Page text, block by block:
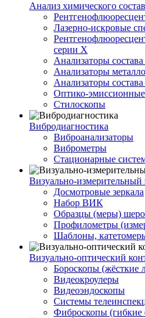
Анализ химического
Лазерно-искровые
серии Х
Анализаторы
Анализаторы
Анализаторы
Оптико-
Стилоскопы
Вибродиагностика
Виброанализаторы
Виброметры
Стационарные
Визуально-измерительный
Досмотровые зеркала
Набор ВИК
Образцы (меры)
Профилометры
Шаблоны,
Визуально-оптический
Бороскопы (жёсткие
Видеокроулеры
Видеоэндоскопы
Системы
Фиброскопы (гибкие